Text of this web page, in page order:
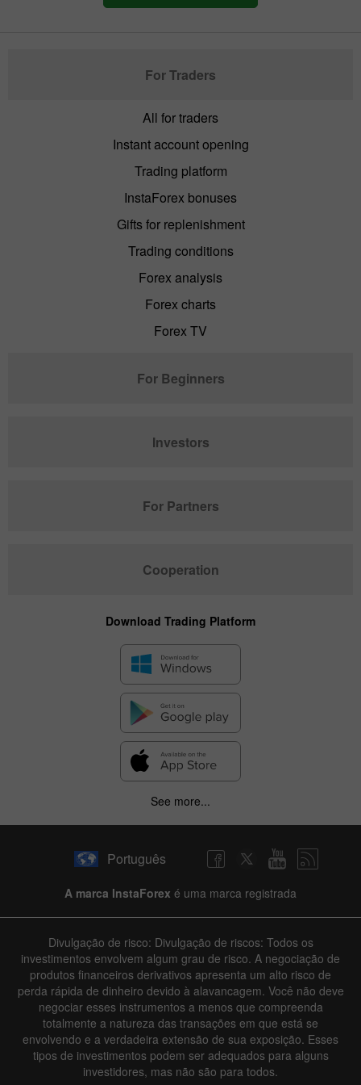
For Traders
All for traders
Instant account opening
Trading platform
InstaForex bonuses
Gifts for replenishment
Trading conditions
Forex analysis
Forex charts
Forex TV
For Beginners
Investors
For Partners
Cooperation
Download Trading Platform
See more...
Português
A marca InstaForex é uma marca registrada
Divulgação de risco: Divulgação de riscos: Todos os
investimentos envolvem algum grau de risco. A negociação de
produtos financeiros derivativos apresenta um alto risco de
perda rápida de dinheiro devido à alavancagem. Você não deve
negociar esses instrumentos a menos que compreenda
totalmente a natureza das transações em que está se
envolvendo e a verdadeira extensão de sua exposição. Esses
tipos de investimentos podem ser adequados para alguns
investidores, mas não são para todos.